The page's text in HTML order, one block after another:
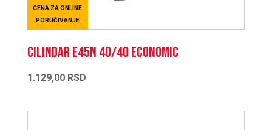
CENA ZA ONLINE
PORUČIVANJE
CILINDAR E45N 40/40 ECONOMIC
1.129,00 RSD